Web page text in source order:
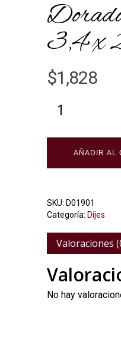
3,4 x
$1,828
AÑADIR AL
SKU: D01901
Categoría: Dijes
Valoraciones
No hay